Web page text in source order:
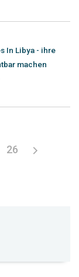
In Libya - ihre
machen
26